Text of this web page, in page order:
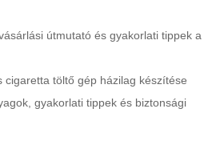
útmutató és gyakorlati tippek a
cigaretta töltő gép házilag készítése
gyakorlati tippek és biztonsági